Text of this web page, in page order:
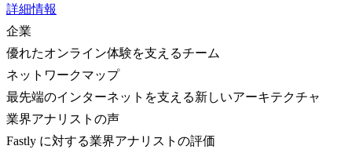
詳細情報
企業
優れたオンライン体験を支えるチーム
ネットワークマップ
最先端のインターネットを支える新しいアーキテクチャ
業界アナリストの声
Fastly に対する業界アナリストの評価